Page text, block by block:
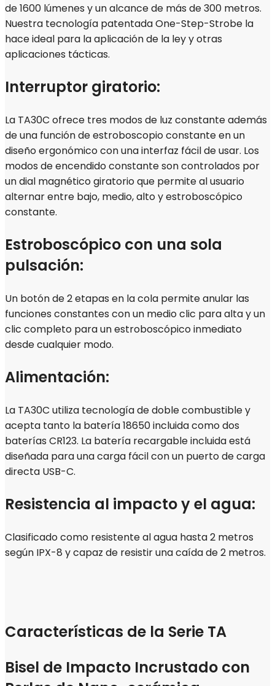
de 1600 lúmenes y un alcance de más de 300 metros.
Nuestra tecnología patentada One-Step-Strobe la
hace ideal para la aplicación de la ley y otras
aplicaciones tácticas.
Interruptor giratorio:
La TA30C ofrece tres modos de luz constante además
de una función de estroboscopio constante en un
diseño ergonómico con una interfaz fácil de usar. Los
modos de encendido constante son controlados por
un dial magnético giratorio que permite al usuario
alternar entre bajo, medio, alto y estroboscópico
constante.
Estroboscópico con una sola
pulsación:
Un botón de 2 etapas en la cola permite anular las
funciones constantes con un medio clic para alta y un
clic completo para un estroboscópico inmediato
desde cualquier modo.
Alimentación:
La TA30C utiliza tecnología de doble combustible y
acepta tanto la batería 18650 incluida como dos
baterías CR123. La batería recargable incluida está
diseñada para una carga fácil con un puerto de carga
directa USB-C.
Resistencia al impacto y el agua:
Clasificado como resistente al agua hasta 2 metros
según IPX-8 y capaz de resistir una caída de 2 metros.
Características de la Serie TA
Bisel de Impacto Incrustado con